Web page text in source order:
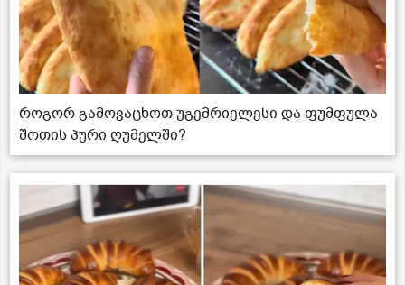
როგორ გამოვაცხოთ უგემრიელესი და ფუმფულა
შოთის პური ღუმელში?